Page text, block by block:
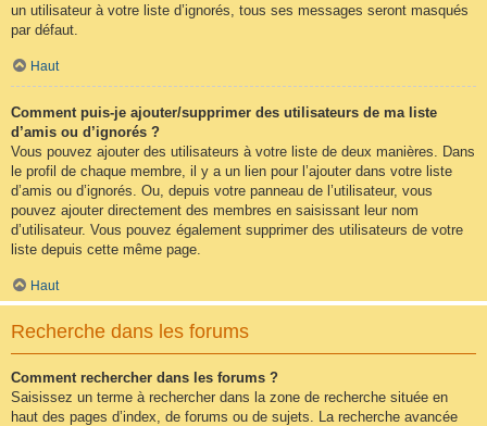
un utilisateur à votre liste d’ignorés, tous ses messages seront masqués
par défaut.
Haut
Comment puis-je ajouter/supprimer des utilisateurs de ma liste
d’amis ou d’ignorés ?
Vous pouvez ajouter des utilisateurs à votre liste de deux manières. Dans
le profil de chaque membre, il y a un lien pour l’ajouter dans votre liste
d’amis ou d’ignorés. Ou, depuis votre panneau de l’utilisateur, vous
pouvez ajouter directement des membres en saisissant leur nom
d’utilisateur. Vous pouvez également supprimer des utilisateurs de votre
liste depuis cette même page.
Haut
Recherche dans les forums
Comment rechercher dans les forums ?
Saisissez un terme à rechercher dans la zone de recherche située en
haut des pages d’index, de forums ou de sujets. La recherche avancée